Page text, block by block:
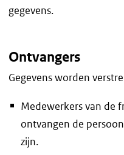
gegevens.
Ontvangers
Gegevens worden
Medewerkers van de
ontvangen de
zijn.